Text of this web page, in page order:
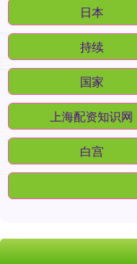
日本
持续
国家
上海配资知识网
白宫